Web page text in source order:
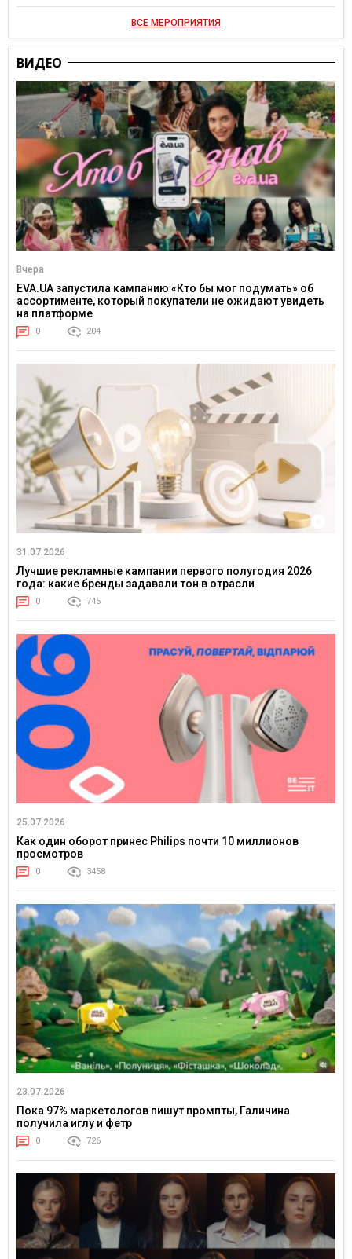
ВСЕ МЕРОПРИЯТИЯ
ВИДЕО
Вчера
EVA.UA запустила кампанию «Кто бы мог подумать» об
ассортименте, который покупатели не ожидают увидеть
на платформе
0 204
31.07.2026
Лучшие рекламные кампании первого полугодия 2026
года: какие бренды задавали тон в отрасли
0 745
25.07.2026
Как один оборот принес Philips почти 10 миллионов
просмотров
0 3458
23.07.2026
Пока 97% маркетологов пишут промпты, Галичина
получила иглу и фетр
0 726